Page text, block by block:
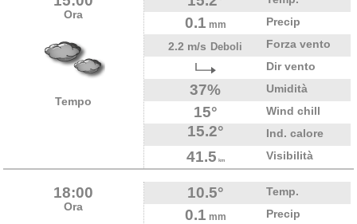
Ora
Tempo
0.1 mm
Precip
2.2 m/s Deboli
Forza vento
Dir vento
37% Umidità
15° Wind chill
15.2° Ind. calore
41.5 km Visibilità
18:00
Ora
10.5° Temp.
0.1 mm
Precip